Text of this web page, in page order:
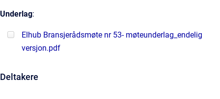
Underlag:
Elhub Bransjerådsmøte nr 53- møteunderlag_endelig
versjon.pdf
Deltakere